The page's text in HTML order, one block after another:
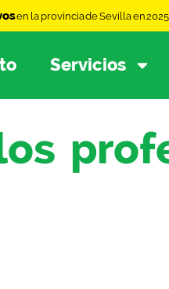
en la provincia de Sevilla en 2025
Servicios